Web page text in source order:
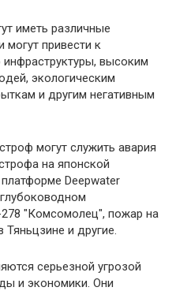
иметь различные
привести к
высоким
экологическим
и другим негативным
могут служить авария
на японской
Deepwater
"Комсомолец", пожар на
и другие.
серьезной угрозой
и экономики. Они